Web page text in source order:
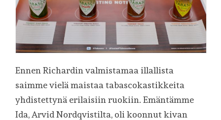
Ennen Richardin valmistamaa illallista
saimme vielä maistaa tabascokastikkeita
yhdistettynä erilaisiin ruokiin. Emäntämme
Ida, Arvid Nordqvistilta, oli koonnut kivan